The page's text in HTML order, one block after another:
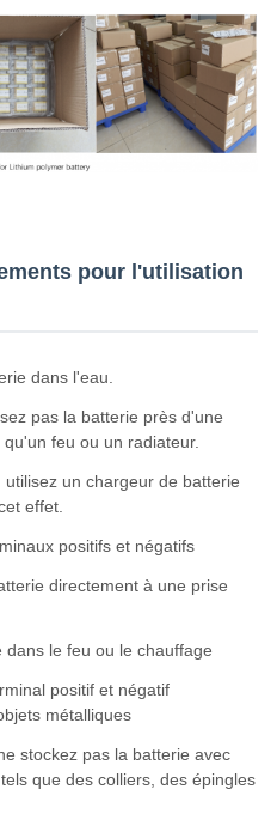
pour l'utilisation
dans l'eau.
pas la batterie près d'une
feu ou un radiateur.
un chargeur de batterie
effet.
positifs et négatifs
directement à une prise
dans le feu ou le chauffage
positif et négatif
métalliques
stockez pas la batterie avec
que des colliers, des épingles